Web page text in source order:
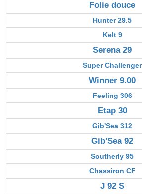
Folie douce
Hunter 29.5
Kelt 9
Serena 29
Super Challenger
Winner 9.00
Feeling 306
Etap 30
Gib'Sea 312
Gib'Sea 92
Southerly 95
Chassiron CF
J 92 S